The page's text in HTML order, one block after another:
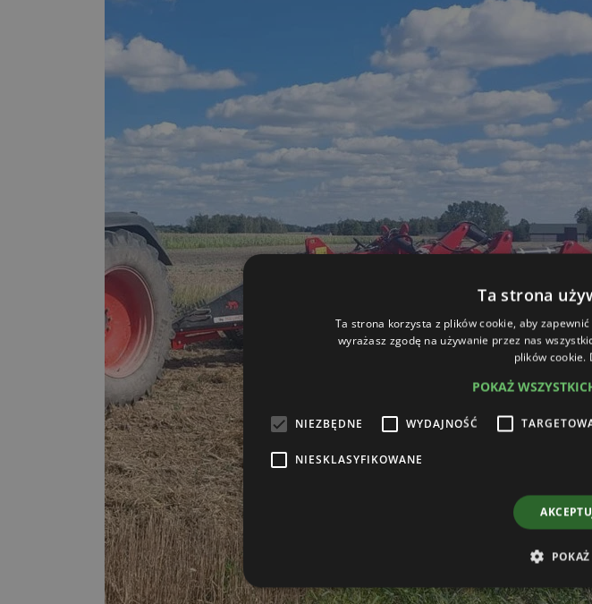
Ta strona
Ta strona korzysta z plików cookie, aby
wyrażasz zgodę na używanie przez nas
plików cookie.
POKAŻ
NIEZBĘDNE WYDAJNOŚĆ
NIESKLASYFIKOWANE